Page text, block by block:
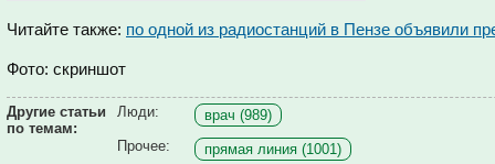
Читайте также: по одной из радиостанций в Пензе объявили
Фото: скриншот
Другие статьи
по темам:
Люди:
врач (989)
Прочее:
прямая линия (1001)